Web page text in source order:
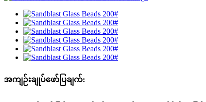
အကျဉ်းချုပ်ဖော်ပြချက်: